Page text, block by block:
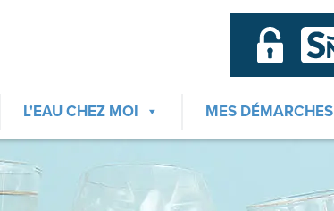
L'EAU CHEZ MOI MES DÉMARCHES